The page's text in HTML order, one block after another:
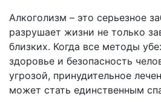
Алкоголизм – это серьезное
разрушает жизни не только
близких. Когда все методы
здоровье и безопасность
угрозой, принудительное
может стать единственным